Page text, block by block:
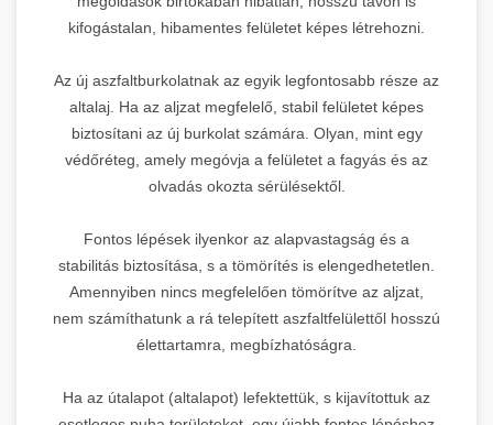
kifogástalan, hibamentes felületet képes létrehozni.
Az új aszfaltburkolatnak az egyik legfontosabb része az
altalaj. Ha az aljzat megfelelő, stabil felületet képes
biztosítani az új burkolat számára. Olyan, mint egy
védőréteg, amely megóvja a felületet a fagyás és az
olvadás okozta sérülésektől.
Fontos lépések ilyenkor az alapvastagság és a
stabilitás biztosítása, s a tömörítés is elengedhetetlen.
Amennyiben nincs megfelelően tömörítve az aljzat,
nem számíthatunk a rá telepített aszfaltfelülettől hosszú
élettartamra, megbízhatóságra.
Ha az útalapot (altalapot) lefektettük, s kijavítottuk az